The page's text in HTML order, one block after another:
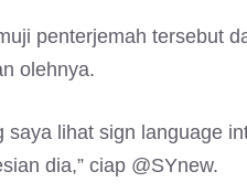
penterjemah tersebut
olehnya.
saya lihat sign language
dia,” ciap @SYnew.